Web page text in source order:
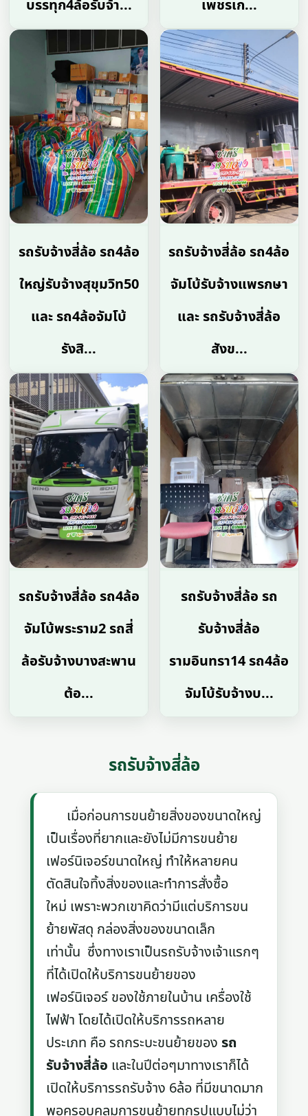
บรรทุก4ล้อรับจ้า...
เพชรเก...
รถรับจ้างสี่ล้อ รถ4ล้อ
ใหญ่รับจ้างสุขุมวิท50
และ รถ4ล้อจัมโบ้
รังสิ...
รถรับจ้างสี่ล้อ รถ4ล้อ
จัมโบ้รับจ้างแพรกษา
และ รถรับจ้างสี่ล้อ
สังข...
รถรับจ้างสี่ล้อ รถ4ล้อ
จัมโบ้พระราม2 รถสี่
ล้อรับจ้างบางสะพาน
ต้อ...
รถรับจ้างสี่ล้อ รถ
รับจ้างสี่ล้อ
รามอินทรา14 รถ4ล้อ
จัมโบ้รับจ้างบ...
รถรับจ้างสี่ล้อ
เมื่อก่อนการขนย้ายสิ่งของขนาดใหญ่
เป็นเรื่องที่ยากและยังไม่มีการขนย้าย
เฟอร์นิเจอร์ขนาดใหญ่ ทำให้หลายคน
ตัดสินใจทิ้งสิ่งของและทำการสั่งซื้อ
ใหม่ เพราะพวกเขาคิดว่ามีแต่บริการขน
ย้ายพัสดุ กล่องสิ่งของขนาดเล็ก
เท่านั้น ซึ่งทางเราเป็นรถรับจ้างเจ้าแรกๆ
ที่ได้เปิดให้บริการขนย้ายของ
เฟอร์นิเจอร์ ของใช้ภายในบ้าน เครื่องใช้
ไฟฟ้า โดยได้เปิดให้บริการรถหลาย
ประเภท คือ รถกระบะขนย้ายของรถ
รับจ้างสี่ล้อ และในปีต่อๆมาทางเราก็ได้
เปิดให้บริการรถรับจ้าง 6ล้อ ที่มีขนาดมาก
พอครอบคลุมการขนย้ายทุกรูปแบบไม่ว่า